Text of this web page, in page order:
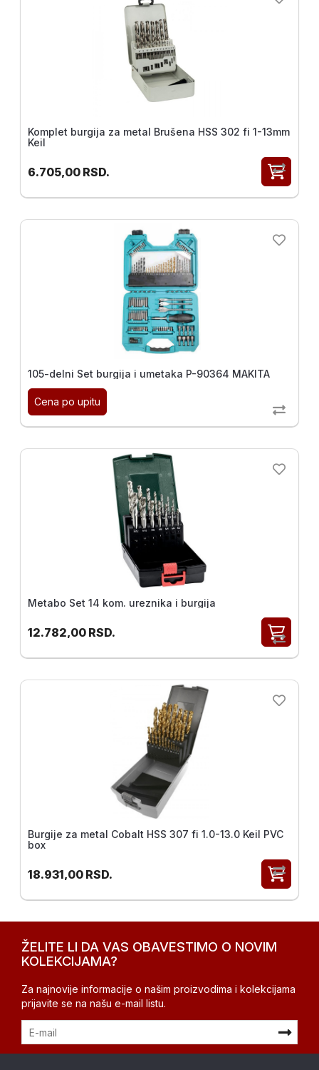
Komplet burgija za metal Brušena HSS 302 fi 1-13mm
Keil
6.705,00 RSD.
105-delni Set burgija i umetaka P-90364 MAKITA
Cena po upitu
Metabo Set 14 kom. ureznika i burgija
12.782,00 RSD.
Burgije za metal Cobalt HSS 307 fi 1.0-13.0 Keil PVC
box
18.931,00 RSD.
ŽELITE LI DA VAS OBAVESTIMO O NOVIM
KOLEKCIJAMA?
Za najnovije informacije o našim proizvodima i kolekcijama
prijavite se na našu e-mail listu.